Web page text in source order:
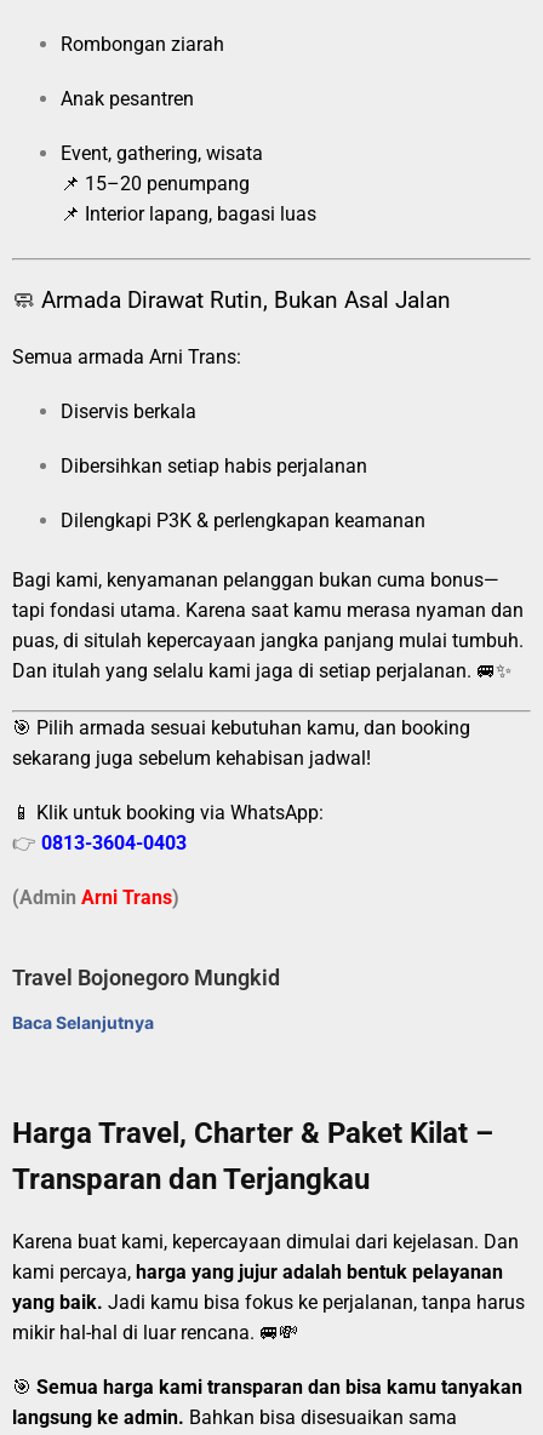
Rombongan ziarah
Anak pesantren
Event, gathering, wisata
📌 15–20 penumpang
📌 Interior lapang, bagasi luas
🧼 Armada Dirawat Rutin, Bukan Asal Jalan
Semua armada Arni Trans:
Diservis berkala
Dibersihkan setiap habis perjalanan
Dilengkapi P3K & perlengkapan keamanan
Bagi kami, kenyamanan pelanggan bukan cuma bonus—
tapi fondasi utama. Karena saat kamu merasa nyaman dan
puas, di situlah kepercayaan jangka panjang mulai tumbuh.
Dan itulah yang selalu kami jaga di setiap perjalanan. 🚐✨
🎯 Pilih armada sesuai kebutuhan kamu, dan booking
sekarang juga sebelum kehabisan jadwal!
📱 Klik untuk booking via WhatsApp:
👉 0813-3604-0403
(Admin Arni Trans)
Travel Bojonegoro Mungkid
Baca Selanjutnya
Harga Travel, Charter & Paket Kilat –
Transparan dan Terjangkau
Karena buat kami, kepercayaan dimulai dari kejelasan. Dan
kami percaya, harga yang jujur adalah bentuk pelayanan
yang baik. Jadi kamu bisa fokus ke perjalanan, tanpa harus
mikir hal-hal di luar rencana. 🚐💸
🎯 Semua harga kami transparan dan bisa kamu tanyakan
langsung ke admin. Bahkan bisa disesuaikan sama